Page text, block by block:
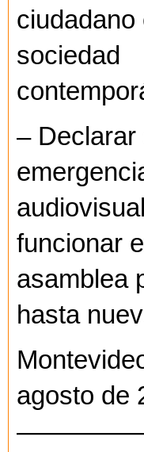
ciudadano
sociedad
– Declarar
funcionar
asamblea
hasta
agosto de